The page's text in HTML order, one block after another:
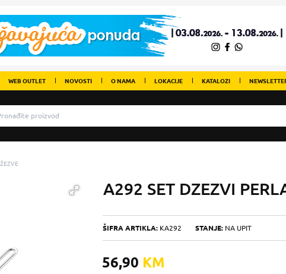
WEB OUTLET NOVOSTI O NAMA LOKACIJE KATALOZI
A292 SET DZEZVI
ŠIFRA ARTIKLA: KA292 STANJE: NA UPIT
56,90 KM